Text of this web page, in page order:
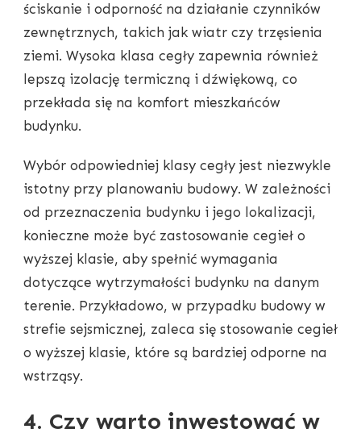
ściskanie i odporność na działanie czynników
zewnętrznych, takich jak wiatr czy trzęsienia
ziemi. Wysoka klasa cegły zapewnia również
lepszą izolację termiczną i dźwiękową, co
przekłada się na komfort mieszkańców
budynku.
Wybór odpowiedniej klasy cegły jest niezwykle
istotny przy planowaniu budowy. W zależności
od przeznaczenia budynku i jego lokalizacji,
konieczne może być zastosowanie cegieł o
wyższej klasie, aby spełnić wymagania
dotyczące wytrzymałości budynku na danym
terenie. Przykładowo, w przypadku budowy w
strefie sejsmicznej, zaleca się stosowanie cegieł
o wyższej klasie, które są bardziej odporne na
wstrząsy.
4. Czy warto inwestować w